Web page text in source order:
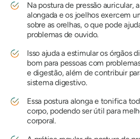
Na postura de pressão auricular,
alongada e os joelhos exercem
sobre as orelhas, o que pode
problemas de ouvido.
Isso ajuda a estimular os órgãos
bom para pessoas com
e digestão, além de contribuir
sistema digestivo.
Essa postura alonga e tonifica
corpo, podendo ser útil para
corporal.